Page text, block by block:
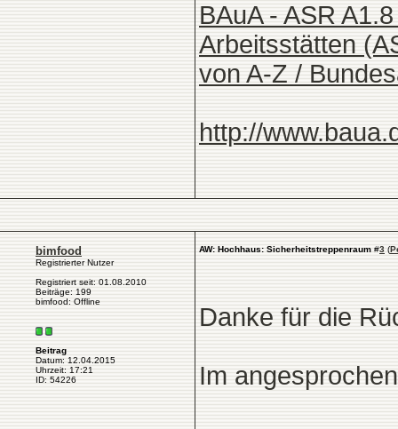
BAuA - ASR
Arbeitsstätten
von A-Z /
http://
bimfood
Registrierter Nutzer
Registriert seit: 01.08.2010
Beiträge: 199
bimfood: Offline
Beitrag
Datum: 12.04.2015
Uhrzeit: 17:21
ID: 54226
AW: Hochhaus: Sicherheitstreppenraum #3 (
Danke für die
Im